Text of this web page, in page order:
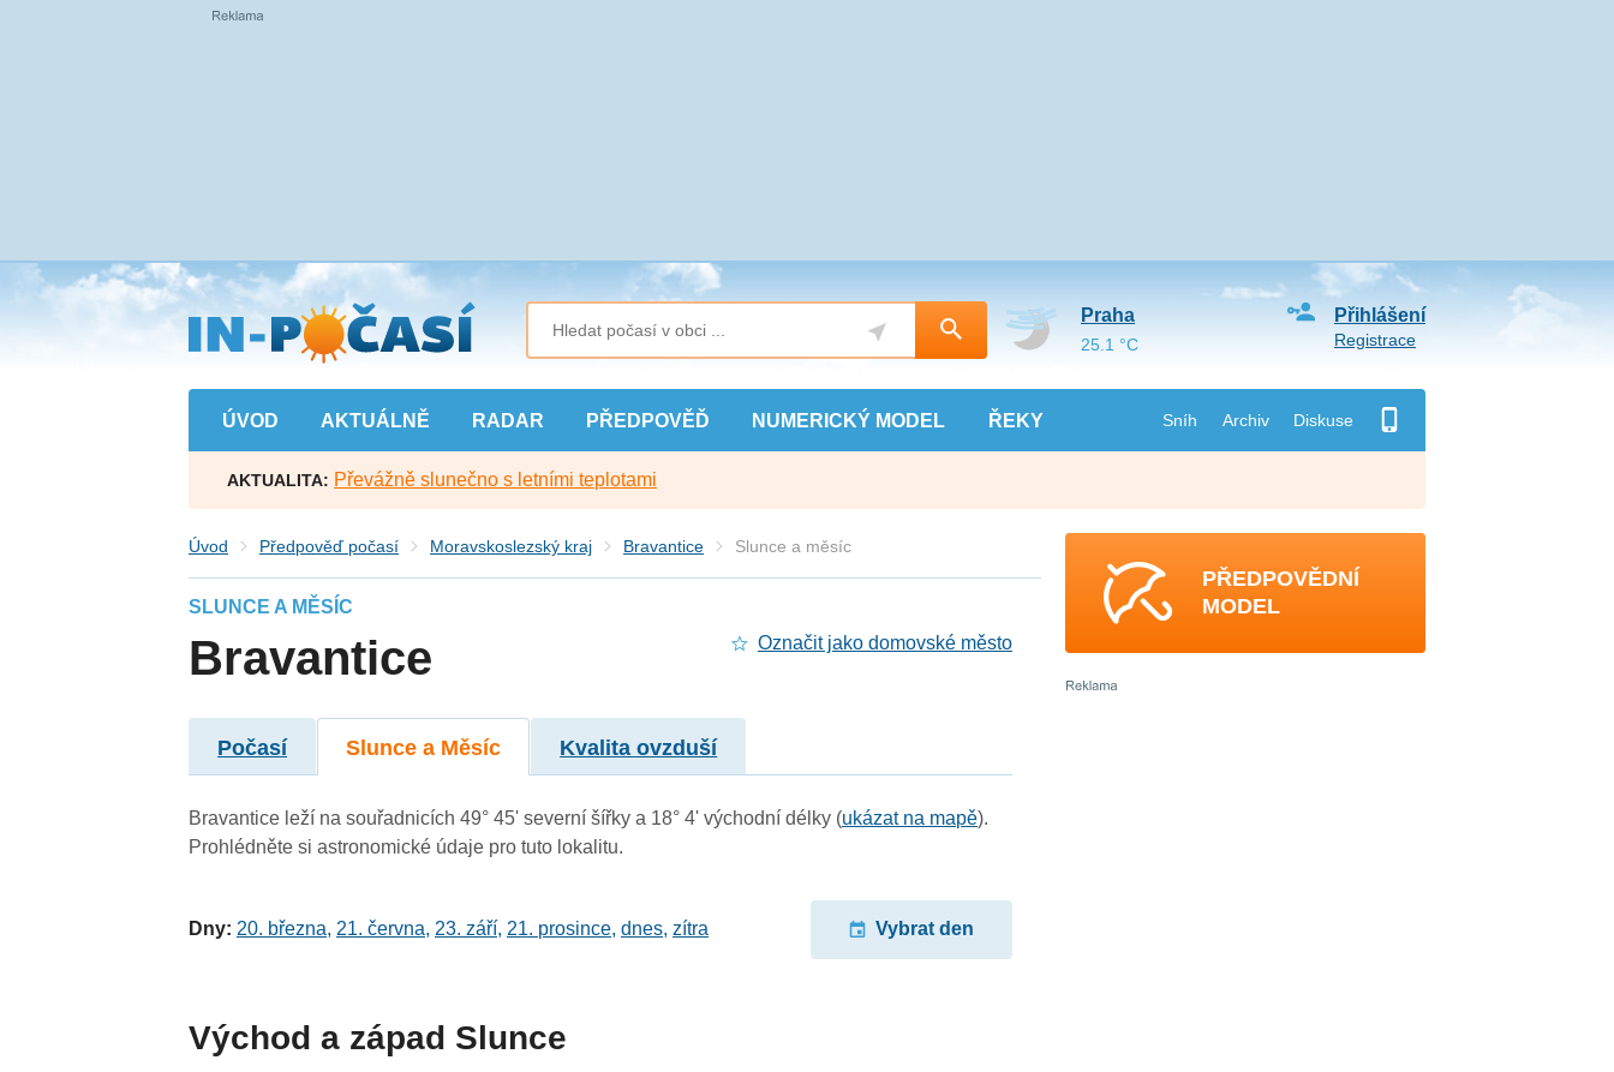
Přejít
na
hlavní
obsah
ÚVOD AKTUÁLNĚ RADAR PŘEDPOVĚĎ NUMERICKÝ MODEL ŘEKY Sníh Archiv Diskuse
Přihlášení
Registrace
Praha
25.1 °C
AKTUALITA: Převážně slunečno s letními teplotami
Úvod Předpověď počasí Moravskoslezský kraj Bravantice Slunce a měsíc
SLUNCE A MĚSÍC
Bravantice Označit jako domovské město
Počasí Slunce a Měsíc Kvalita ovzduší
Bravantice leží na souřadnicích 49° 45' severní šířky a 18° 4' východní délky (ukázat na mapě).
Prohlédněte si astronomické údaje pro tuto lokalitu.
Dny: 20. března, 21. června, 23. září, 21. prosince,dnes,zítra Vybrat den
Východ a západ Slunce
PŘEDPOVĚDNÍ
MODEL